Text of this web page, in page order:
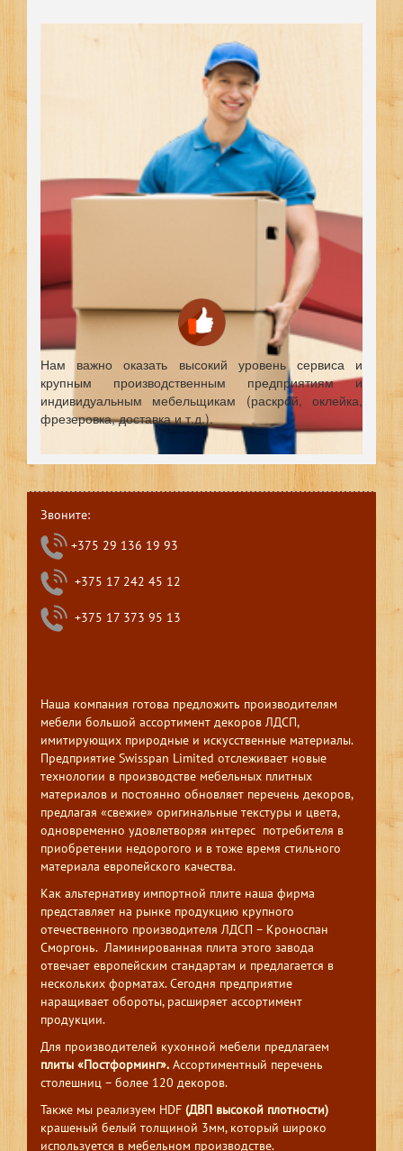
Нам важно оказать высокий уровень сервиса и
крупным производственным предприятиям и
индивидуальным мебельщикам (раскрой, оклейка,
фрезеровка, доставка и т.д.).
Звоните:
+375 29 136 19 93
+375 17 242 45 12
+375 17 373 95 13
Наша компания готова предложить производителям
мебели большой ассортимент декоров ЛДСП,
имитирующих природные и искусственные материалы.
Предприятие Swisspan Limited отслеживает новые
технологии в производстве мебельных плитных
материалов и постоянно обновляет перечень декоров,
предлагая «свежие» оригинальные текстуры и цвета,
одновременно удовлетворяя интерес потребителя в
приобретении недорогого и в тоже время стильного
материала европейского качества.
Как альтернативу импортной плите наша фирма
представляет на рынке продукцию крупного
отечественного производителя ЛДСП – Кроноспан
Сморгонь. Ламинированная плита этого завода
отвечает европейским стандартам и предлагается в
нескольких форматах. Сегодня предприятие
наращивает обороты, расширяет ассортимент
продукции.
Для производителей кухонной мебели предлагаем
плиты «Постформинг». Ассортиментный перечень
столешниц – более 120 декоров.
Также мы реализуем HDF (ДВП высокой плотности)
крашеный белый толщиной 3мм, который широко
используется в мебельном производстве.